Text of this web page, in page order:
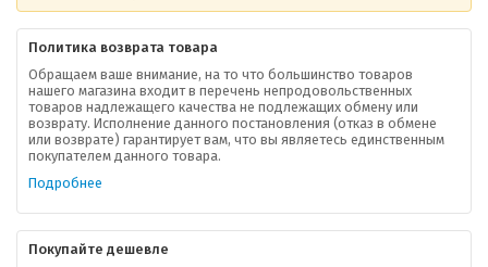
Политика возврата товара
Обращаем ваше внимание, на то что большинство товаров
нашего магазина входит в перечень непродовольственных
товаров надлежащего качества не подлежащих обмену или
возврату. Исполнение данного постановления (отказ в обмене
или возврате) гарантирует вам, что вы являетесь единственным
покупателем данного товара.
Подробнее
Покупайте дешевле
О компании
Ваша скидка
Контактная информация